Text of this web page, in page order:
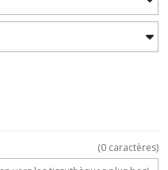
(0 caractères)